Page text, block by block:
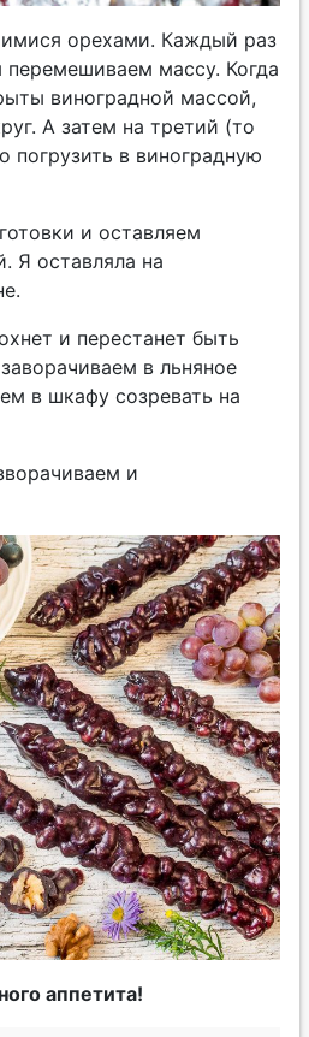
орехами. Каждый раз
массу. Когда
виноградной массой,
А затем на третий (то
погрузить в виноградную
и оставляем
Я оставляла на
и перестанет быть
в льняное
в шкафу созревать на
и
аппетита!